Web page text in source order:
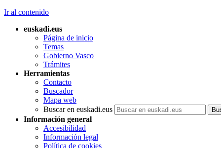
Ir al contenido
euskadi.eus
Página de inicio
Temas
Gobierno Vasco
Trámites
Herramientas
Contacto
Buscador
Mapa web
Buscar en euskadi.eus
Información general
Accesibilidad
Información legal
Política de cookies